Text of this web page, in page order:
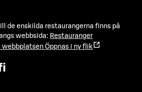
de enskilda restaurangerna finns på
webbsida: Restauranger
webbplatsen Öppnas i ny flik